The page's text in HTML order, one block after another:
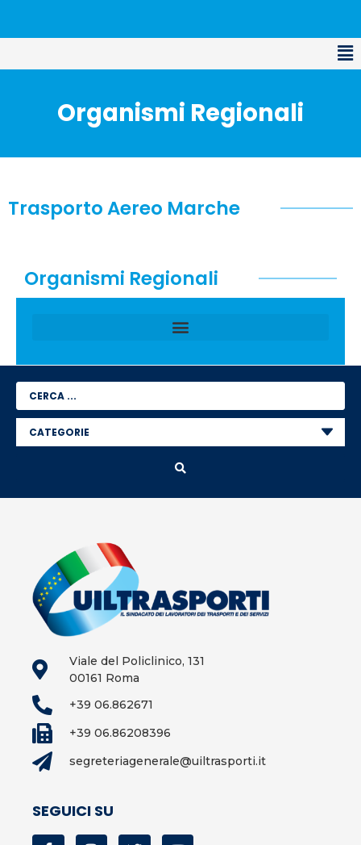
Organismi Regionali
Trasporto Aereo Marche
Organismi Regionali
Viale del Policlinico, 131
00161 Roma
+39 06.862671
+39 06.86208396
segreteriagenerale@uiltrasporti.it
SEGUICI SU